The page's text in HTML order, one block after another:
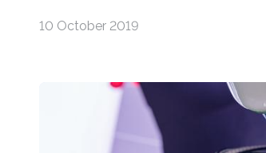
10 October 2019